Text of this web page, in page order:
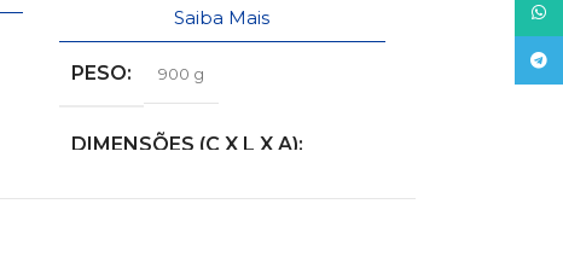
Saiba Mais
PESO 900 g
DIMENSÕES (C X L X A)